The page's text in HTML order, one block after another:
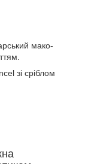
мако-
зі сріблом